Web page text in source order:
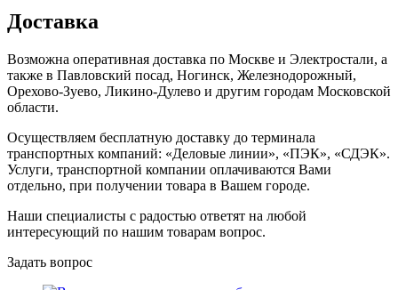
Доставка
Возможна оперативная доставка по Москве и Электростали, а
также в Павловский посад, Ногинск, Железнодорожный,
Орехово-Зуево, Ликино-Дулево и другим городам Московской
области.
Осуществляем бесплатную доставку до терминала
транспортных компаний: «Деловые линии», «ПЭК», «СДЭК».
Услуги, транспортной компании оплачиваются Вами
отдельно, при получении товара в Вашем городе.
Наши специалисты с радостью ответят на любой
интересующий по нашим товарам вопрос.
Задать вопрос